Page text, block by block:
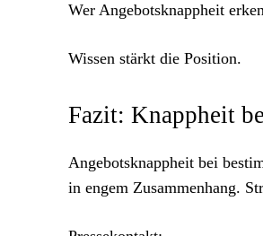
Wer Angebotsknappheit
Wissen stärkt die Position.
Fazit: Knappheit
Angebotsknappheit bei
in engem Zusammenhang.